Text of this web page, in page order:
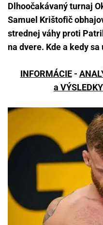
Dlhoočakávaný turnaj
Samuel Krištofič
strednej váhy proti
na dvere. Kde a kedy
INFORMÁCIE-
a VÝSLEDKY